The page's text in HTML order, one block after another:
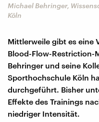
Michael Behringer,
Köln
Mittlerweile gibt es eine
Blood-Flow-Restriction-
Behringer und seine
Sporthochschule Köln
durchgeführt. Bisher
Effekte des Trainings
niedriger Intensität.